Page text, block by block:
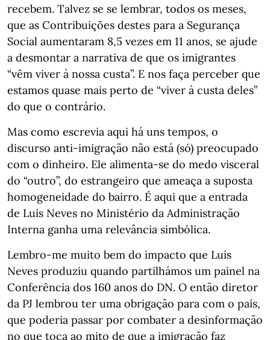
recebem. Talvez se se lembrar, todos os meses,
que as Contribuições destes para a Segurança
Social aumentaram 8,5 vezes em 11 anos, se ajude
a desmontar a narrativa de que os imigrantes
“vêm viver à nossa custa”. E nos faça perceber que
estamos quase mais perto de “viver à custa deles”
do que o contrário.
Mas como escrevia aqui há uns tempos, o
discurso anti-imigração não está (só) preocupado
com o dinheiro. Ele alimenta-se do medo visceral
do “outro”, do estrangeiro que ameaça a suposta
homogeneidade do bairro. É aqui que a entrada
de Luís Neves no Ministério da Administração
Interna ganha uma relevância simbólica.
Lembro-me muito bem do impacto que Luís
Neves produziu quando partilhámos um painel na
Conferência dos 160 anos do DN. O então diretor
da PJ lembrou ter uma obrigação para com o país,
que poderia passar por combater a desinformação
no que toca ao mito de que a imigração faz